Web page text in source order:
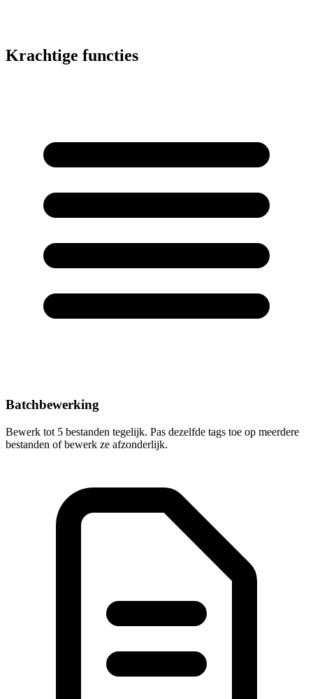
Krachtige functies
Batchbewerking
Bewerk tot 5 bestanden tegelijk. Pas dezelfde tags toe op meerdere
bestanden of bewerk ze afzonderlijk.